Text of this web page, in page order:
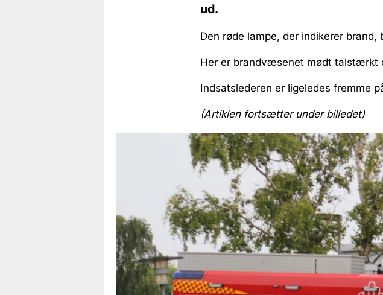
ud.
Den røde lampe, der indikerer brand,
Her er brandvæsenet mødt talstærkt
Indsatslederen er ligeledes fremme
(Artiklen fortsætter under billedet)